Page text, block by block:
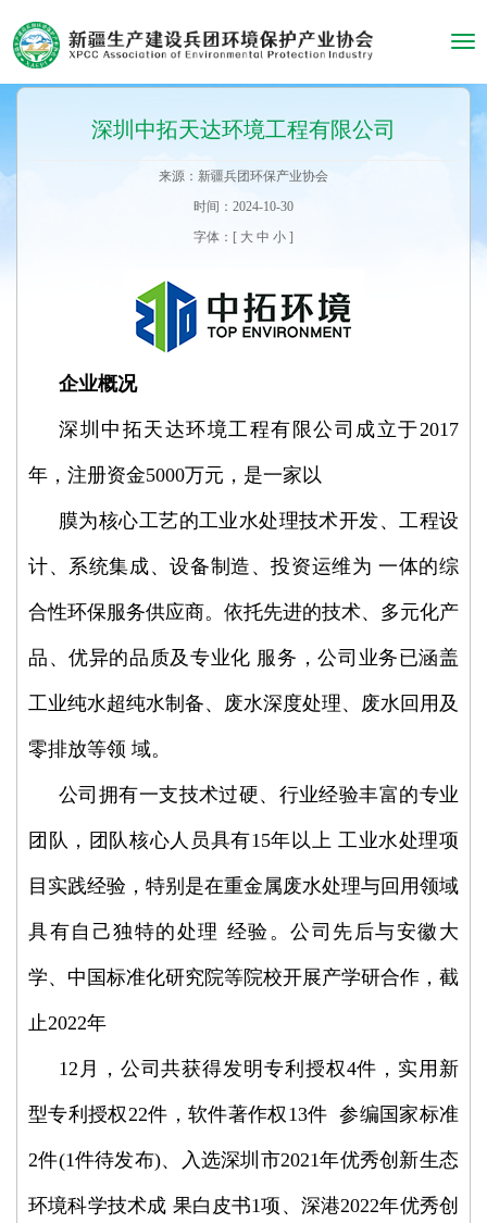
深圳中拓天达环境工程有限公司
来源：新疆兵团环保产业协会
时间：2024-10-30
字体：[ 大 中 小 ]
企业概况
深圳中拓天达环境工程有限公司成立于2017
年，注册资金5000万元，是一家以
膜为核心工艺的工业水处理技术开发、工程设
计、系统集成、设备制造、投资运维为 一体的综
合性环保服务供应商。依托先进的技术、多元化产
品、优异的品质及专业化 服务，公司业务已涵盖
工业纯水超纯水制备、废水深度处理、废水回用及
零排放等领 域。
公司拥有一支技术过硬、行业经验丰富的专业
团队，团队核心人员具有15年以上 工业水处理项
目实践经验，特别是在重金属废水处理与回用领域
具有自己独特的处理 经验。公司先后与安徽大
学、中国标准化研究院等院校开展产学研合作，截
止2022年
12月，公司共获得发明专利授权4件，实用新
型专利授权22件，软件著作权13件 参编国家标准
2件(1件待发布)、入选深圳市2021年优秀创新生态
环境科学技术成 果白皮书1项、深港2022年优秀创